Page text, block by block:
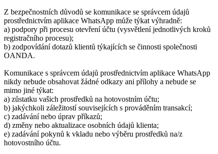
Z bezpečnostních důvodů se komunikace se správcem údajů
prostřednictvím aplikace WhatsApp může týkat výhradně:
a) podpory při procesu otevření účtu (vysvětlení jednotlivých kroků
registračního procesu);
b) zodpovídání dotazů klientů týkajících se činnosti společnosti
OANDA.
Komunikace s správcem údajů prostřednictvím aplikace WhatsApp
nikdy nebude obsahovat žádné odkazy ani přílohy a nebude se
mimo jiné týkat:
a) zůstatku vašich prostředků na hotovostním účtu;
b) jakýchkoli záležitostí souvisejících s prováděním transakcí;
c) zadávání nebo úprav příkazů;
d) změny nebo aktualizace osobních údajů klienta;
e) zadávání pokynů k vkladu nebo výběru prostředků na/z
hotovostního účtu.